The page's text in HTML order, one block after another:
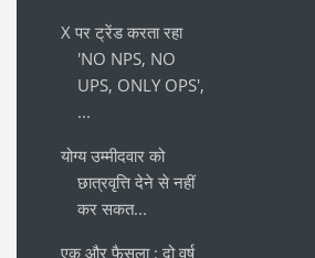
X पर ट्रेंड करता रहा
'NO NPS, NO
UPS, ONLY OPS',
...
योग्य उम्मीदवार को
छात्रवृत्ति देने से नहीं
कर सकत...
एक और फैसला : दो वर्ष